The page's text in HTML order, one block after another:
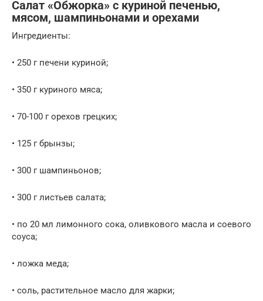
Салат «Обжорка» с куриной печенью,
мясом, шампиньонами и орехами
Ингредиенты:
• 250 г печени куриной;
• 350 г куриного мяса;
• 70-100 г орехов грецких;
• 125 г брынзы;
• 300 г шампиньонов;
• 300 г листьев салата;
• по 20 мл лимонного сока, оливкового масла и соевого
соуса;
• ложка меда;
• соль, растительное масло для жарки;